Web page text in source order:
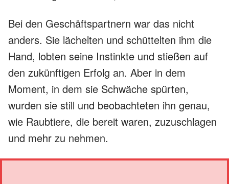
Bei den Geschäftspartnern war das nicht
anders. Sie lächelten und schüttelten ihm die
Hand, lobten seine Instinkte und stießen auf
den zukünftigen Erfolg an. Aber in dem
Moment, in dem sie Schwäche spürten,
wurden sie still und beobachteten ihn genau,
wie Raubtiere, die bereit waren, zuzuschlagen
und mehr zu nehmen.